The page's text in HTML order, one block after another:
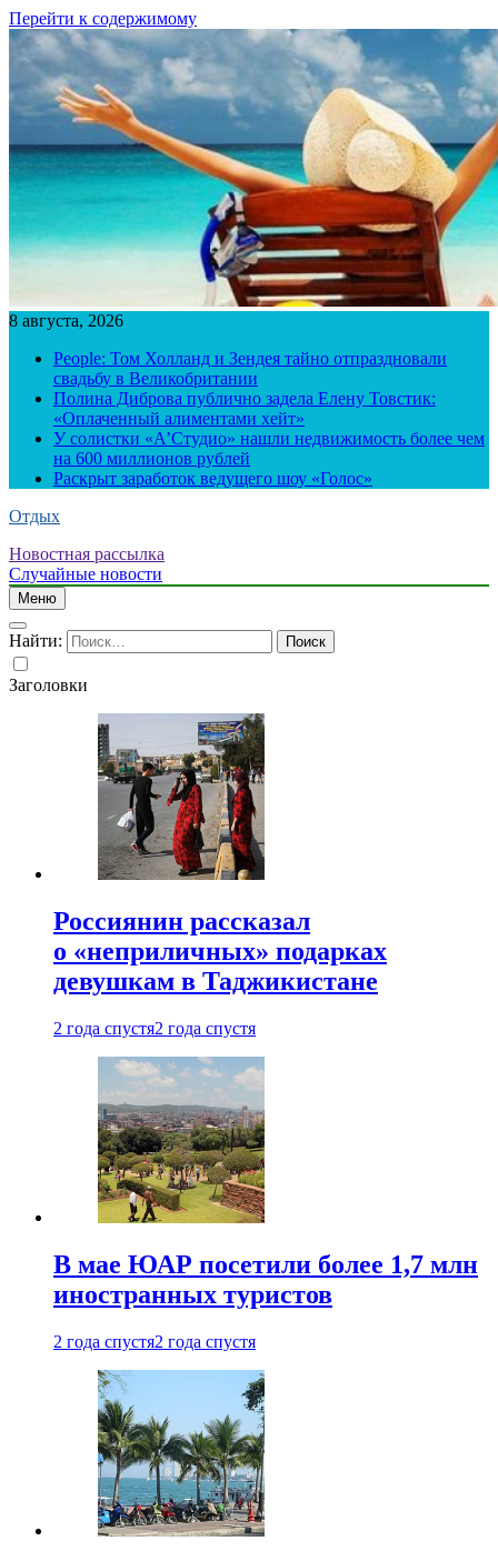
Перейти к содержимому
8 августа, 2026
People: Том Холланд и Зендея тайно отпраздновали
свадьбу в Великобритании
Полина Диброва публично задела Елену Товстик:
«Оплаченный алиментами хейт»
У солистки «А’Студио» нашли недвижимость более чем
на 600 миллионов рублей
Раскрыт заработок ведущего шоу «Голос»
Отдых
Новостная рассылка
Случайные новости
Меню
Найти:
Заголовки
Россиянин рассказал
о «неприличных» подарках
девушкам в Таджикистане
2 года спустя2 года спустя
В мае ЮАР посетили более 1,7 млн
иностранных туристов
2 года спустя2 года спустя